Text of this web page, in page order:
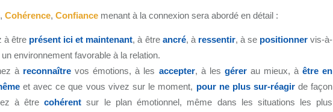
,Cohérence,Confiance menant à la connexion sera abordé en détail :
à être présent ici et maintenant, à être ancré, à ressentir, à se positionner vis-à-
un environnement favorable à la relation.
à reconnaîtrevos émotions, à les accepter, à les gérerau mieux, àêtre en
et avec ce que vous vivez sur le moment, pour ne plus sur-réagir de façon
à êtrecohérent sur le plan émotionnel, même dans les situations les plus